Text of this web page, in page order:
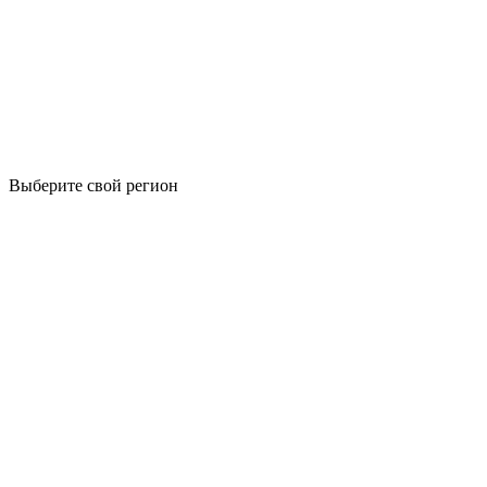
Выберите свой регион